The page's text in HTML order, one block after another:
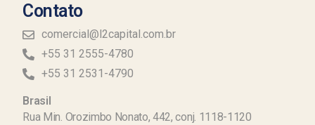
Contato
comercial@l2capital.com.br
+55 31 2555-4780
+55 31 2531-4790
Brasil
Rua Min. Orozimbo Nonato, 442, conj. 1118-1120